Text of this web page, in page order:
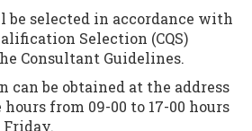
selected in accordance with
Selection (CQS)
Consultant Guidelines.
be obtained at the address
from 09-00 to 17-00 hours